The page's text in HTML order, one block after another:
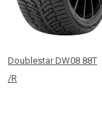
Doublestar DW08 88T
/R